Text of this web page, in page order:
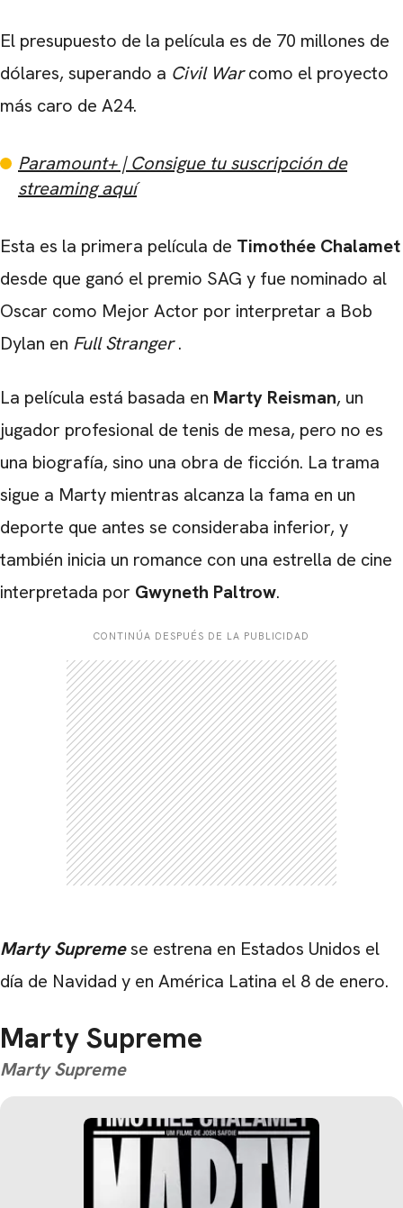
El presupuesto de la película es de 70 millones de
dólares, superando a Civil Warcomo el proyecto
más caro de A24.
Paramount+ | Consigue tu suscripción de
streaming aquí
Esta es la primera película de Timothée Chalamet
desde que ganó el premio SAG y fue nominado al
Oscar como Mejor Actor por interpretar a Bob
Dylan en Full Stranger.
La película está basada en Marty Reisman, un
jugador profesional de tenis de mesa, pero no es
una biografía, sino una obra de ficción. La trama
sigue a Marty mientras alcanza la fama en un
deporte que antes se consideraba inferior, y
también inicia un romance con una estrella de cine
interpretada por Gwyneth Paltrow.
CONTINÚA DESPUÉS DE LA PUBLICIDAD
Marty Supremese estrena en Estados Unidos el
día de Navidad y en América Latina el 8 de enero.
Marty Supreme
Marty Supreme